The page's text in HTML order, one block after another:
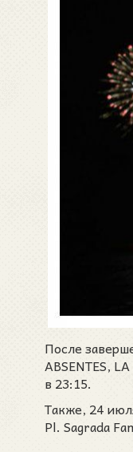
После
ABSENTES,
в 23:15.
Также, 24
Pl. Sagrada